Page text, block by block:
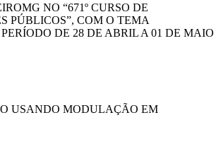
NO “671º CURSO DE
PÚBLICOS”, COM O TEMA
DE 28 DE ABRIL A 01 DE MAIO
USANDO MODULAÇÃO EM